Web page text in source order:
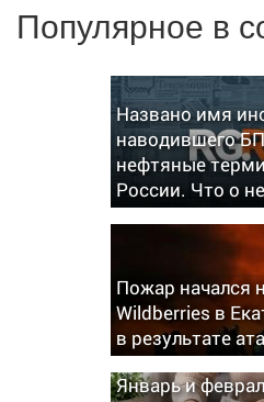
Популярное в
Названо имя
наводившего
нефтяные
России. Что о
Пожар начался
Wildberries в
в результате
Январь и